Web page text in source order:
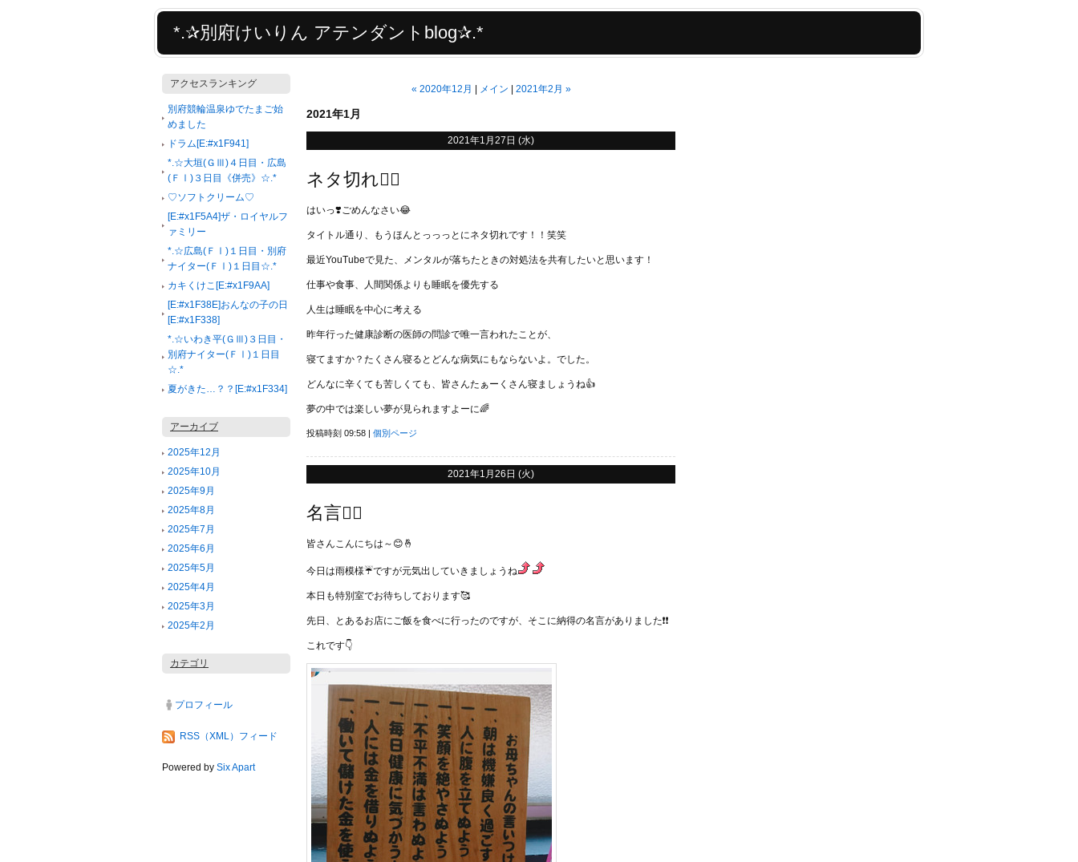
*.✰別府けいりん アテンダントblog✰.*
アクセスランキング
別府競輪温泉ゆでたまご始
めました
ドラム[E:#x1F941]
*.☆大垣(ＧⅢ)４日目・広島
(ＦⅠ)３日目《併売》☆.*
♡ソフトクリーム♡
[E:#x1F5A4]ザ・ロイヤルフ
ァミリー
*.☆広島(ＦⅠ)１日目・別府
ナイター(ＦⅠ)１日目☆.*
カキくけこ[E:#x1F9AA]
[E:#x1F38E]おんなの子の日
[E:#x1F338]
*.☆いわき平(ＧⅢ)３日目・
別府ナイター(ＦⅠ)１日目
☆.*
夏がきた…？？[E:#x1F334]
アーカイブ
2025年12月
2025年10月
2025年9月
2025年8月
2025年7月
2025年6月
2025年5月
2025年4月
2025年3月
2025年2月
カテゴリ
プロフィール
RSS（XML）フィード
Powered by Six Apart
« 2020年12月 メイン 2021年2月 »
2021年1月
2021年1月27日 (水)
ネタ切れ🙇‍♂️
はいっ❣️ごめんなさい😂
タイトル通り、もうほんとっっっとにネタ切れです！！笑笑
最近YouTubeで見た、メンタルが落ちたときの対処法を共有したいと思います！
仕事や食事、人間関係よりも睡眠を優先する
人生は睡眠を中心に考える
昨年行った健康診断の医師の問診で唯一言われたことが、
寝てますか？たくさん寝るとどんな病気にもならないよ。でした。
どんなに辛くても苦しくても、皆さんたぁーくさん寝ましょうね👍
夢の中では楽しい夢が見られますよーに🌈
投稿時刻 09:58 | 個別ページ
2021年1月26日 (火)
名言👍🏻
皆さんこんにちは～😊🤞
今日は雨模様☔ですが元気出していきましょうね
本日も特別室でお待ちしております🥰
先日、とあるお店にご飯を食べに行ったのですが、そこに納得の名言がありました❗❗
これです👇